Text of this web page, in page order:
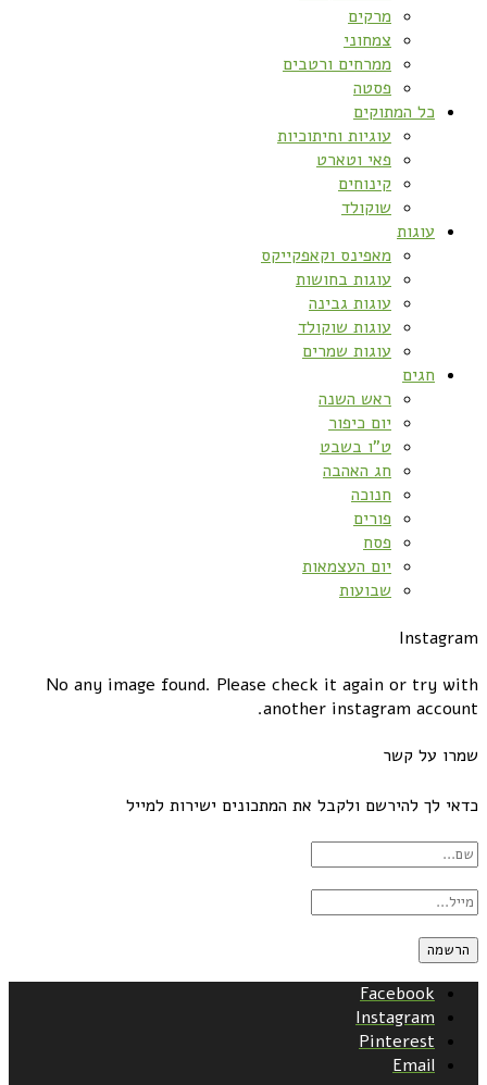
מרקים
צמחוני
ממרחים ורטבים
פסטה
כל המתוקים
עוגיות וחיתוכיות
פאי וטארט
קינוחים
שוקולד
עוגות
מאפינס וקאפקייקס
עוגות בחושות
עוגות גבינה
עוגות שוקולד
עוגות שמרים
חגים
ראש השנה
יום כיפור
ט”ו בשבט
חג האהבה
חנוכה
פורים
פסח
יום העצמאות
שבועות
Instagram
No any image found. Please check it again or try with
another instagram account.
שמרו על קשר
כדאי לך להירשם ולקבל את המתכונים ישירות למייל
Facebook
Instagram
Pinterest
Email